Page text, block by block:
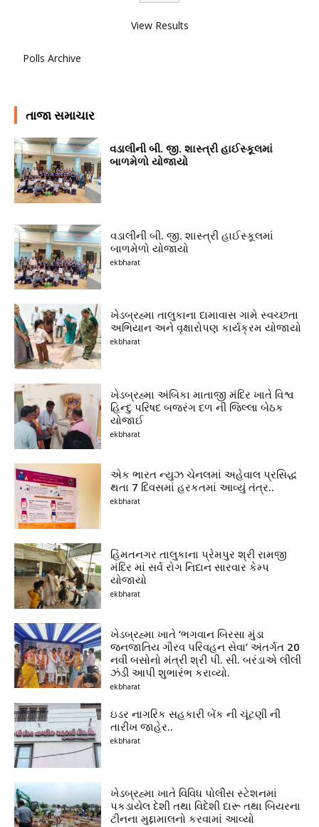
View Results
Polls Archive
તાજા સમાચાર
વડાલીની બી. જી. શાસ્ત્રી હાઈસ્કૂલમાં
બાળમેળો યોજાયો
વડાલીની બી. જી. શાસ્ત્રી હાઈસ્કૂલમાં
બાળમેળો યોજાયો
ekbharat
ખેડબ્રહ્મા તાલુકાના દામાવાસ ગામે સ્વચ્છતા
અભિયાન અને વૃક્ષારોપણ કાર્યક્રમ યોજાયો
ekbharat
ખેડબ્રહ્મા અંબિકા માતાજી મંદિર ખાતે વિશ્વ
હિન્દુ પરિષદ બજરંગ દળ ની જિલ્લા બેઠક
યોજાઈ
ekbharat
એક ભારત ન્યુઝ ચેનલમાં અહેવાલ પ્રસિદ્ધ
થતા 7 દિવસમાં હરકતમાં આવ્યું તંત્ર..
ekbharat
હિંમતનગર તાલુકાના પ્રેમપુર શ્રી રામજી
મંદિર માં સર્વ રોગ નિદાન સારવાર કેમ્પ
યોજાયો
ekbharat
ખેડબ્રહ્મા ખાતે ‘ભગવાન બિરસા મુંડા
જનજાતિય ગૌરવ પરિવહન સેવા’ અંતર્ગત 20
નવી બસોનો મંત્રી શ્રી પી. સી. બરંડાએ લીલી
ઝંડી આપી શુભારંભ કરાવ્યો.
ekbharat
ઇડર નાગરિક સહકારી બેંક ની ચૂંટણી ની
તારીખ જાહેર..
ekbharat
ખેડબ્રહ્મા ખાતે વિવિધ પોલીસ સ્ટેશનમાં
પકડાયેલ દેશી તથા વિદેશી દારૂ તથા બિયરના
ટીનના મુદ્દામાલનો કરવામાં આવ્યો